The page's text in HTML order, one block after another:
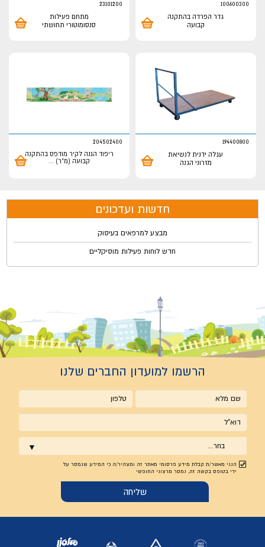
100600300
גדר הפרדה בהתקנה
קבועה
23101200
מתחם פעילות
סנסומוטורי תחושתי
194400800
עגלה ידנית לנשיאת
מזרוני הגנה
204502400
ריפוד הגנה לקיר מודפס בהתקנה
קבועה (מ"ר) ...
חדשות ועדכונים
מבצע למרפאים בעיסוק
חדש לוחות פעילות מוסיקליים
הרשמו למועדון החברים שלנו
שם
מלא
טלפון
אימייל
בחר...
הנני מאשר/ת קבלת מידע פרסומי מאתר זה ומצהיר/ה כי המידע שנמסר על
ידי בטופס בקשה זה, נמסר מרצוני החופשי